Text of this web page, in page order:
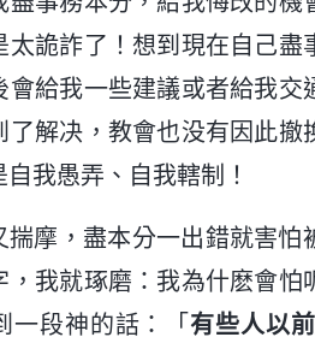
太詭詐了！想到現在自己
會給我一些建議或者給我
了解决，教會也没有因此
自我愚弄、自我轄制！
揣摩，盡本分一出錯就害
，我就琢磨：我為什麽會
一段神的話：「 有些人以